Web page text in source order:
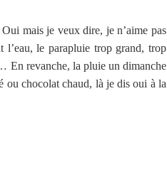
mais je veux dire, je n’aime pas
l’eau, le parapluie trop grand, trop
En revanche, la pluie un dimanche
ou chocolat chaud, là je dis oui à la